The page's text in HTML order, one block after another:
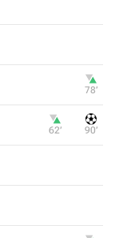
78‎’‎
62‎’‎ 90‎’‎